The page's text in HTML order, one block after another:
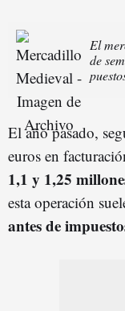
El
de
El año pasado,
euros en
1,1 y 1,25
esta operación
antes de